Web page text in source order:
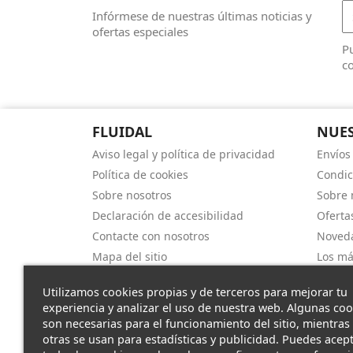
Utilizamos cookies propias y de terceros para mejorar tu
experiencia y analizar el uso de nuestra web. Algunas
son necesarias para el funcionamiento del sitio, mientras
otras se usan para estadísticas y publicidad. Puedes
Infórmese de nuestras últimas noticias y
ofertas especiales
FLUIDAL
Aviso legal y política de privacidad
Política de cookies
Sobre nosotros
Declaración de accesibilidad
Contacte con nosotros
Mapa del sitio
Sobre
Los